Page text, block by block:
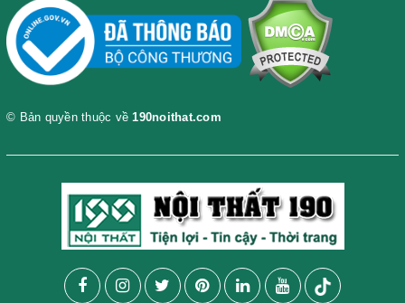
© Bản quyền thuộc về 190noithat.com